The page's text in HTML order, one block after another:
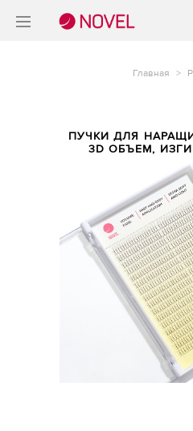
Главная >
ПУЧКИ ДЛЯ
3D ОБЪЕМ,